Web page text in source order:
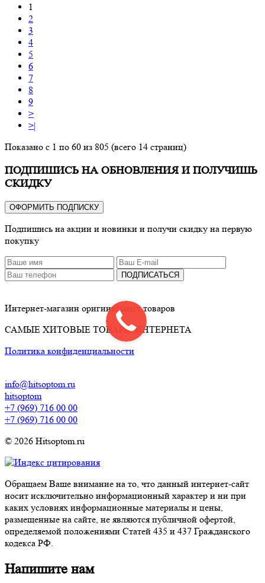
1
2
3
4
5
6
7
8
9
>
>|
Показано с 1 по 60 из 805 (всего 14 страниц)
ПОДПИШИСЬ НА ОБНОВЛЕНИЯ И ПОЛУЧИШЬ
СКИДКУ
ОФОРМИТЬ ПОДПИСКУ
Подпишись на акции и новинки и получи скидку на первую
покупку
ПОДПИСАТЬСЯ
Интернет-магазин оригинальных товаров
САМЫЕ ХИТОВЫЕ ТОВАРЫ ИНТЕРНЕТА
Политика конфиденциальности
info@hitsoptom.ru
hitsoptom
+7 (969) 716 00 00
+7 (969) 716 00 00
© 2026 Hitsoptom.ru
Обращаем Ваше внимание на то, что данный интернет-сайт
носит исключительно информационный характер и ни при
каких условиях информационные материалы и цены,
размещенные на сайте, не являются публичной офертой,
определяемой положениями Статей 435 и 437 Гражданского
кодекса РФ.
Напишите нам